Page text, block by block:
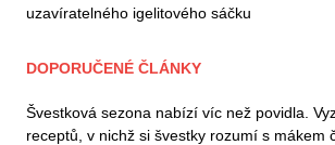
uzavíratelného igelitového sáčku
DOPORUČENÉ ČLÁNKY
Švestková sezona nabízí víc než povidla.
receptů, v nichž si švestky rozumí s mákem